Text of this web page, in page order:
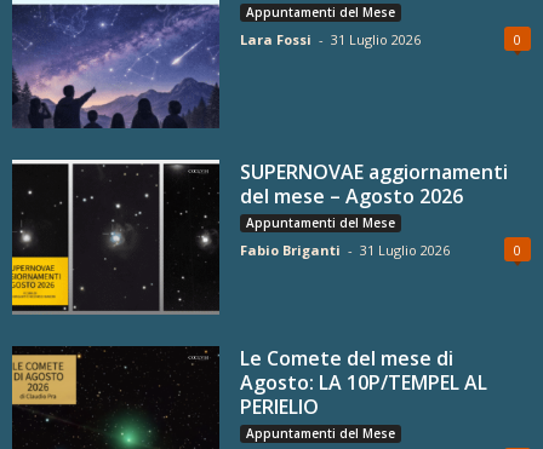
Appuntamenti del Mese
Lara Fossi - 31 Luglio 2026 0
SUPERNOVAE aggiornamenti
del mese – Agosto 2026
Appuntamenti del Mese
Fabio Briganti - 31 Luglio 2026 0
Le Comete del mese di
Agosto: LA 10P/TEMPEL AL
PERIELIO
Appuntamenti del Mese